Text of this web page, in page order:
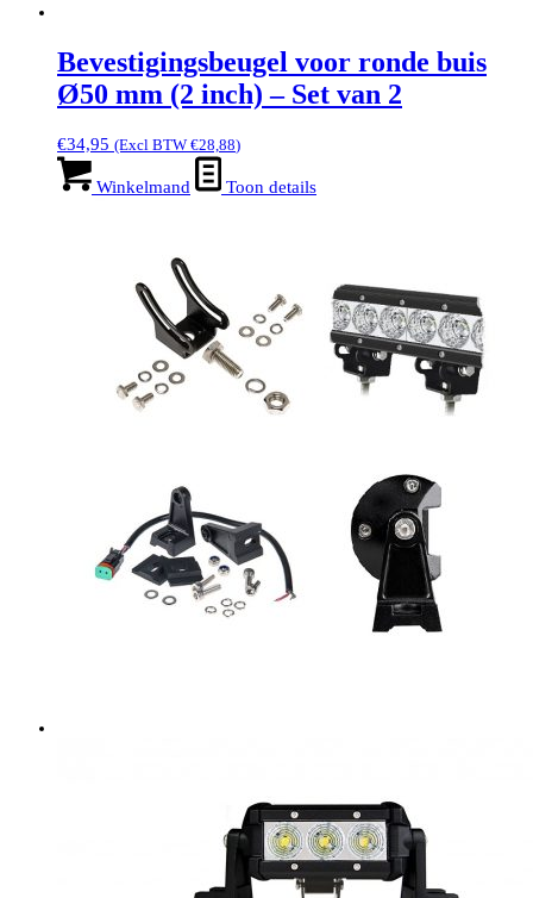
Bevestigingsbeugel voor ronde buis
Ø50 mm (2 inch) – Set van 2
€34,95 (Excl BTW €28,88)
Winkelmand Toon details